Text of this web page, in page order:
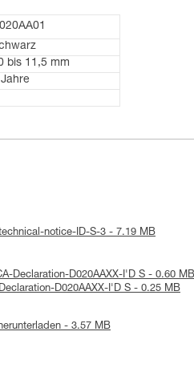
bis 11,5 mm
notice-ID-S-3 - 7.19 MB
Declaration-D020AAXX-I'D S - 0.60 MB
D020AAXX-I'D S - 0.25 MB
- 3.57 MB